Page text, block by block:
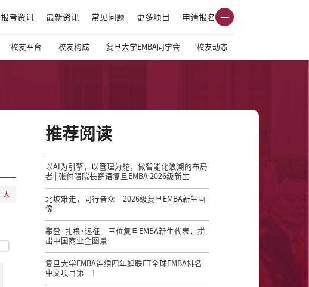
报考资讯 最新资讯 常见问题 更多项目 申请报名
校友平台 校友构成 复旦大学EMBA同学会 校友动态
大
推荐阅读
以AI为引擎，以管理为舵，做智能化浪潮的布局
者 | 张付强院长寄语复旦EMBA 2026级新生
北坡难走，同行者众｜2026级复旦EMBA新生画
像
攀登·扎根·远征｜三位复旦EMBA新生代表，拼
出中国商业全图景
复旦大学EMBA连续四年蝉联FT全球EMBA排名
中文项目第一！